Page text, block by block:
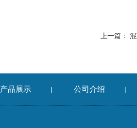
上一篇： 混
产品展示 | 公司介绍 |